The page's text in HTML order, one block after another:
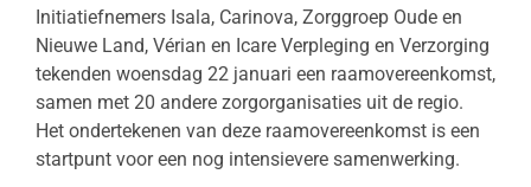
Initiatiefnemers Isala, Carinova, Zorggroep Oude en
Nieuwe Land, Vérian en Icare Verpleging en Verzorging
tekenden woensdag 22 januari een raamovereenkomst,
samen met 20 andere zorgorganisaties uit de regio.
Het ondertekenen van deze raamovereenkomst is een
startpunt voor een nog intensievere samenwerking.